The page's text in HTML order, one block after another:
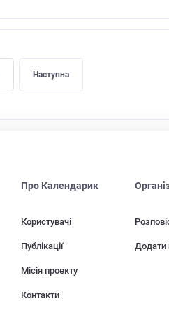
Наступна
Про Календарик
Користувачі
Публікації
Місія проекту
Контакти
Додати